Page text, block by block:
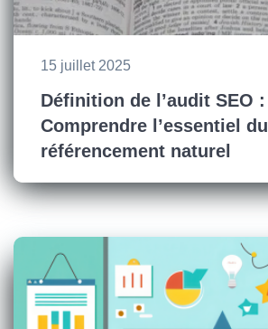
15 juillet 2025
Définition de l’audit SEO :
Comprendre l’essentiel du
référencement naturel